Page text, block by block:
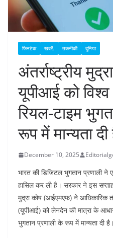
फिनटेक खबरें. तकनीकी दुनिया
अंतर्राष्ट्रीय
यूपीआई को
रियल-टाइम
रूप में मान्यता
December 10, 2025
भारत की डिजिटल भुगतान प्रणाली ने
हासिल कर ली है। सरकार ने इस
मुद्रा कोष (आईएमएफ) ने आधिकारिक
(यूपीआई) को लेनदेन की मात्रा के
भुगतान प्रणाली के रूप में मान्यता दी है।